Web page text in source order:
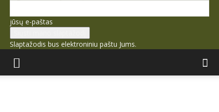
jūsų e-paštas
Slaptažodis bus elektroniniu paštu Jums.